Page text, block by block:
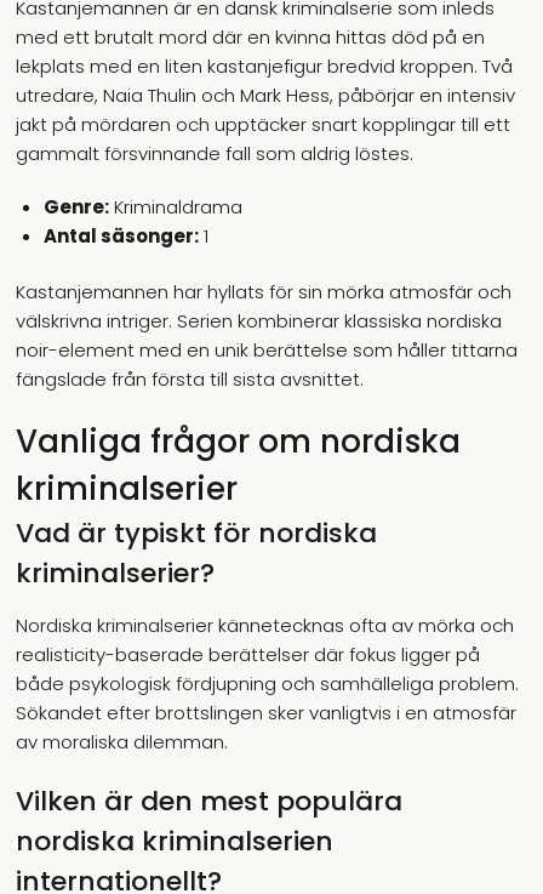
Kastanjemannen är en dansk kriminalserie som inleds
med ett brutalt mord där en kvinna hittas död på en
lekplats med en liten kastanjefigur bredvid kroppen. Två
utredare, Naia Thulin och Mark Hess, påbörjar en intensiv
jakt på mördaren och upptäcker snart kopplingar till ett
gammalt försvinnande fall som aldrig löstes.
Genre:Kriminaldrama
Antal säsonger:1
Kastanjemannen har hyllats för sin mörka atmosfär och
välskrivna intriger. Serien kombinerar klassiska nordiska
noir-element med en unik berättelse som håller tittarna
fängslade från första till sista avsnittet.
Vanliga frågor om nordiska
kriminalserier
Vad är typiskt för nordiska
kriminalserier?
Nordiska kriminalserier kännetecknas ofta av mörka och
realisticity-baserade berättelser där fokus ligger på
både psykologisk fördjupning och samhälleliga problem.
Sökandet efter brottslingen sker vanligtvis i en atmosfär
av moraliska dilemman.
Vilken är den mest populära
nordiska kriminalserien
internationellt?